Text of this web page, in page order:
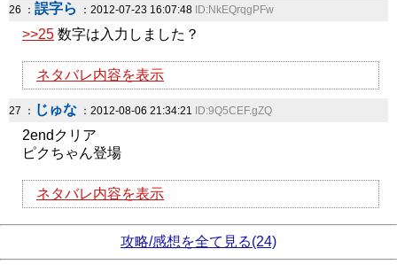
26 ： 誤字ら ：2012-07-23 16:07:48 ID:NkEQrqgPFw
>>25 数字は入力しました？
ネタバレ内容を表示
27 ： じゅな ：2012-08-06 21:34:21 ID:9Q5CEF.gZQ
2endクリア
ピクちゃん登場
ネタバレ内容を表示
攻略/感想を全て見る(24)